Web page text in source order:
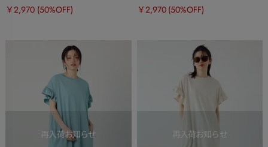
￥2,970 (50%OFF)
￥2,970 (50%OFF)